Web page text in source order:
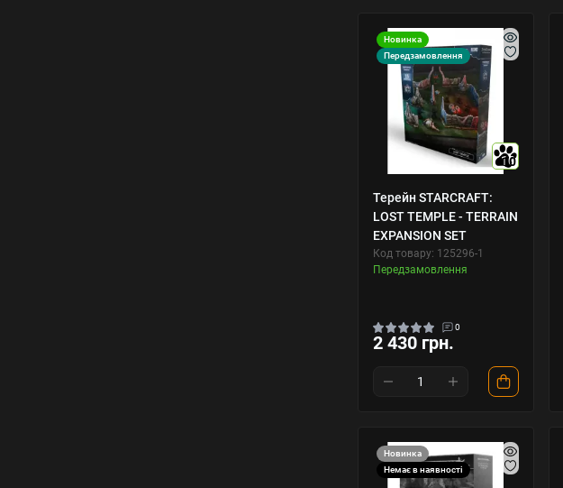
Новинка
Передзамовлення
10
Терейн STARCRAFT:
LOST TEMPLE - TERRAIN
EXPANSION SET
Код товару: 125296-1
Передзамовлення
0
2 430 грн.
Новинка
Немає в наявності